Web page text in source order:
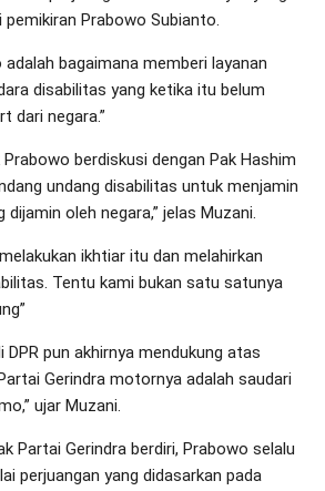
Prabowo Subianto.
adalah bagaimana memberi layanan
disabilitas yang ketika itu belum
dari negara.”
Prabowo berdiskusi dengan Pak Hashim
undang disabilitas untuk menjamin
dijamin oleh negara,” jelas Muzani.
ikhtiar itu dan melahirkan
Tentu kami bukan satu satunya
DPR pun akhirnya mendukung atas
Gerindra motornya adalah saudari
ujar Muzani.
Partai Gerindra berdiri, Prabowo selalu
perjuangan yang didasarkan pada